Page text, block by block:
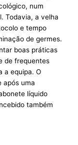
num
Todavia, a velha
e tempo
de germes.
boas práticas
de frequentes
a equipa. O
após uma
líquido
também